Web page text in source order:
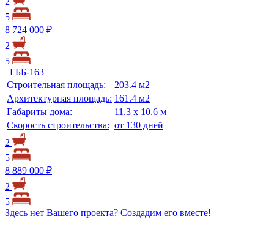
5
8 724 000 ₽
2
5
ГББ-163
Строительная площадь:
203.4 м2
Архитектурная площадь: 161.4 м2
Габариты дома:
11.3 х 10.6 м
Скорость строительства: от 130 дней
2
5
8 889 000 ₽
2
5
Здесь нет Вашего проекта? Создадим его вместе!